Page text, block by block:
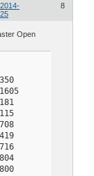
8
2014-
Open
20 2623  0   20 1998      
4132181        Kokarev, Dmitry                                              RUS M   GM                       2628  0   10 2586  0   20 2679  0   20 1982      
4100115        Khalifman, Alexander                                         RUS M   GM                       2617  0   10 2628  0   20              1966      
4173708        Rakhmanov, Aleksandr                                         RUS M   GM                       2614  9   10 2535  9   20 2637  0   20 1989      
4140419        Timofeev, Artyom                                             RUS M   GM                       2603  0   10 2600  7   20 2574  0   20 1985      
4138716        Bocharov, Dmitry                                             RUS M   GM                       2598  0   10 2632  9   20 2637  0   20 1982      
4130804        Grigoriants, Sergey                                          RUS M   GM                       2595  0   10 2552  9   20 2618  0   20 1983      
4157800        Ponkratov, Pavel                                             RUS M   GM                       2595  0   10 2625  0   20 2654  0   20